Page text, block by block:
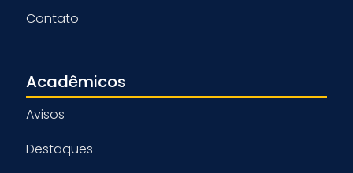
Contato
Acadêmicos
Avisos
Destaques